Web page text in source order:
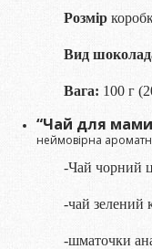
Розмір
Вид
Вага: 100 г
“Чай для
неймовірна
-Чай чорний
-чай зелений
-шматочки